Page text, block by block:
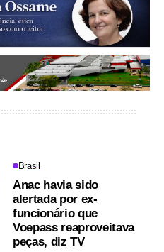
Brasil
Anac havia sido
alertada por ex-
funcionário que
Voepass reaproveitava
peças, diz TV